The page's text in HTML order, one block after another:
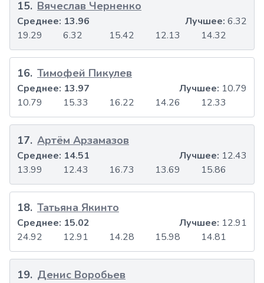
15. Вячеслав Черненко
19.29 6.32 15.42 12.13 14.32
Среднее: 13.96 Лучшее: 6.32
16. Тимофей Пикулев
10.79 15.33 16.22 14.26 12.33
Среднее: 13.97 Лучшее: 10.79
17. Артём Арзамазов
13.99 12.43 16.73 13.69 15.86
Среднее: 14.51 Лучшее: 12.43
18. Татьяна Якинто
24.92 12.91 14.28 15.98 14.81
Среднее: 15.02 Лучшее: 12.91
19. Денис Воробьев